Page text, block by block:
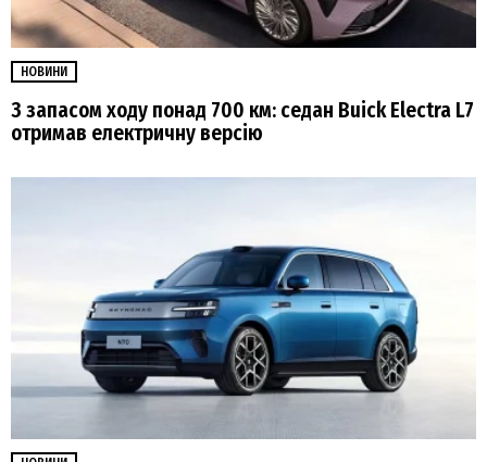
НОВИНИ
З запасом ходу понад 700 км: седан Buick Electra L7
отримав електричну версію